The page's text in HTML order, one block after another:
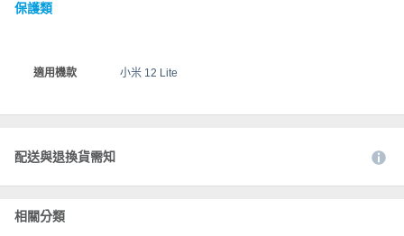
保護類
適用機款 小米 12 Lite
配送與退換貨需知
相關分類